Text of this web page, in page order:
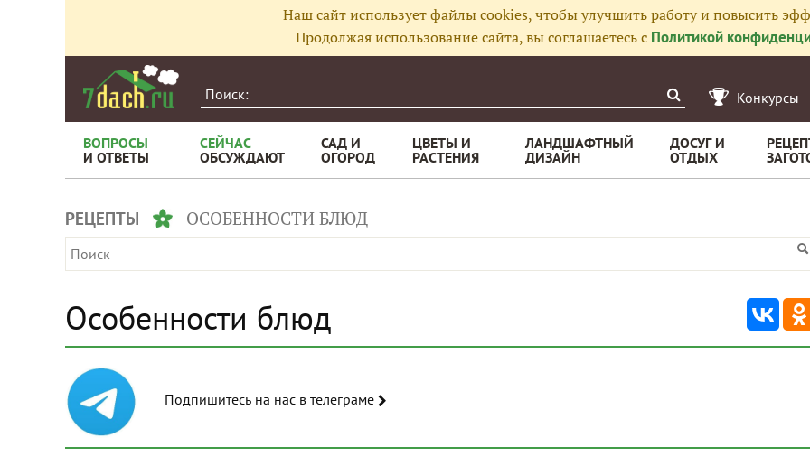
Наш сайт использует файлы cookies, чтобы улучшить работу и повысить
Продолжая использование сайта, вы соглашаетесь с Политикой
Конкурсы
ВОПРОСЫ
И ОТВЕТЫ
СЕЙЧАС
ОБСУЖДАЮТ
САД И
ОГОРОД
ЦВЕТЫ И
РАСТЕНИЯ
ЛАНДШАФТНЫЙ
ДИЗАЙН
ДОСУГ И
ОТДЫХ
РЕЦЕПТЫ ОСОБЕННОСТИ БЛЮД
Особенности блюд
Подпишитесь на нас в телеграме